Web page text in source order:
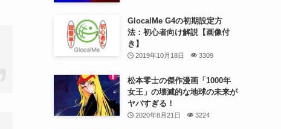
GlocalMe G4の初期設定方
法：初心者向け解説【画像付
き】
2019年10月18日 3309
松本零士の傑作漫画「1000年
女王」の壊滅的な地球の未来が
ヤバすぎる！
2020年8月21日 3224